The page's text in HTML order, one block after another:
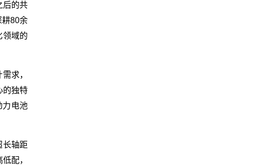
后的共
耕80余
领域的
求，
的独特
力电池
长轴距
配，